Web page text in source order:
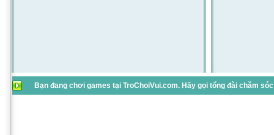
Bạn đang chơi games tại TroChoiVui.com. Hãy gọi tổng đài chăm